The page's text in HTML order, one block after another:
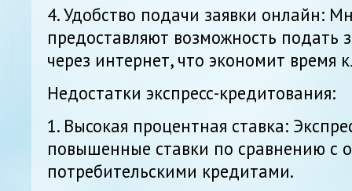
4. Удобство подачи заявки онлайн:
предоставляют возможность подать
через интернет, что экономит время
Недостатки экспресс-кредитования:
1. Высокая процентная ставка:
повышенные ставки по сравнению с
потребительскими кредитами.